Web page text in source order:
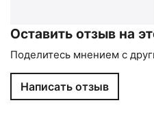
Оставить отзыв на
Поделитесь мнением с
Написать отзыв